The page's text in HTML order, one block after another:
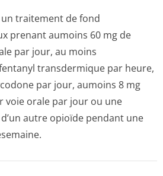
traitement de fond
prenant aumoins 60 mg de
par jour, au moins
transdermique par heure,
par jour, aumoins 8 mg
voie orale par jour ou une
autre opioïde pendant une